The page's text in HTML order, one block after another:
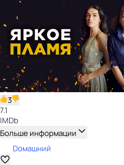
3
7.1
IMDb
Больше информации
Dомашний